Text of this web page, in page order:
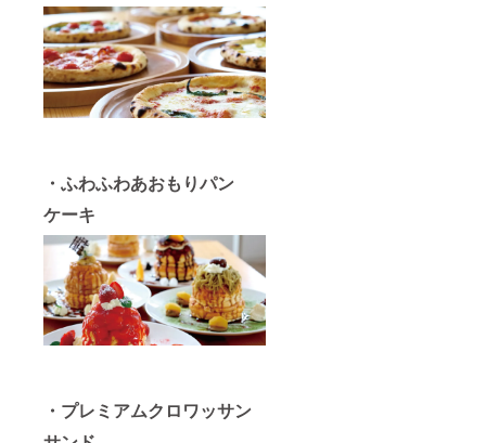
・ふわふわあおもりパン
ケーキ
・プレミアムクロワッサン